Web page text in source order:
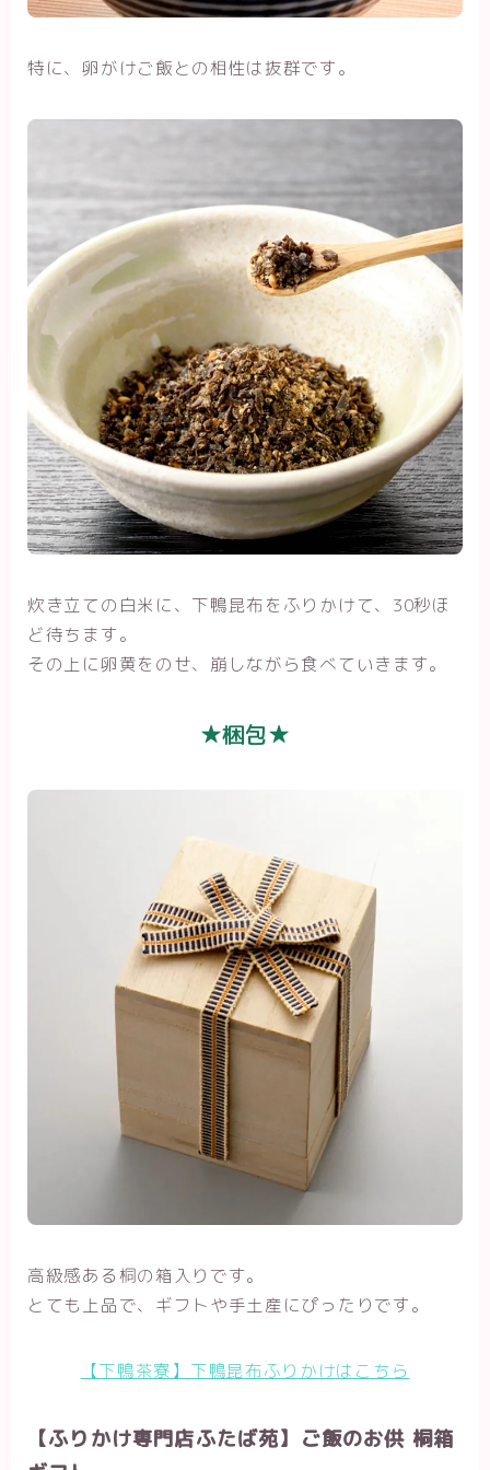
特に、卵がけご飯との相性は抜群です。
炊き立ての白米に、下鴨昆布をふりかけて、30秒ほ
ど待ちます。
その上に卵黄をのせ、崩しながら食べていきます。
★梱包★
高級感ある桐の箱入りです。
とても上品で、ギフトや手土産にぴったりです。
【下鴨茶寮】下鴨昆布ふりかけはこちら
【ふりかけ専門店ふたば苑】ご飯のお供 桐箱